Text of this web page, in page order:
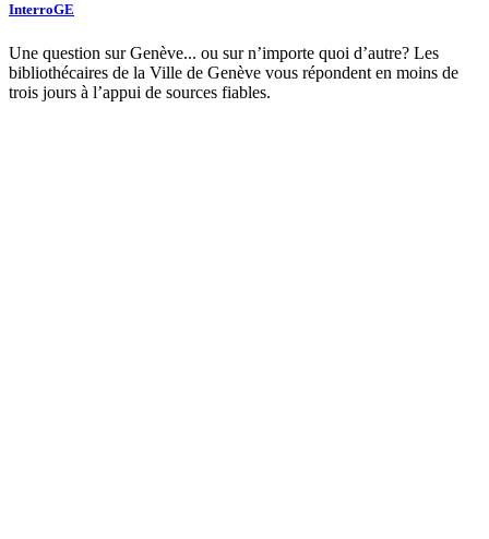
InterroGE
Une question sur Genève... ou sur n’importe quoi d’autre? Les
bibliothécaires de la Ville de Genève vous répondent en moins de
trois jours à l’appui de sources fiables.